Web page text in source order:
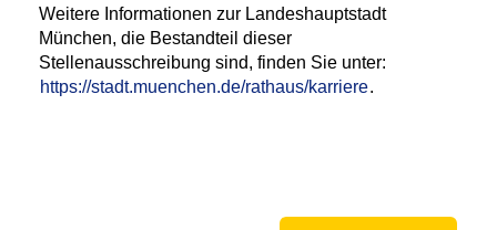
Weitere Informationen zur Landeshauptstadt
München, die Bestandteil dieser
Stellenausschreibung sind, finden Sie unter:
https://stadt.muenchen.de/rathaus/karriere.